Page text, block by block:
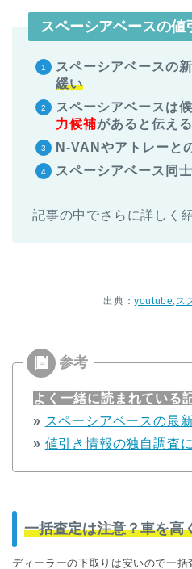
スペーシアベースの値
スペーシアベースの
緩い
スペーシアベースは
力候補があると伝える
N-VANやアトレーと
スペーシアベース同
記事の中でさらに詳しく
出典：youtube ス
よく一緒に読まれている
» スペーシアベースの最
» 値引き情報の独自調査
一括査定は注意？車を高
ディーラーの下取りは安いので一